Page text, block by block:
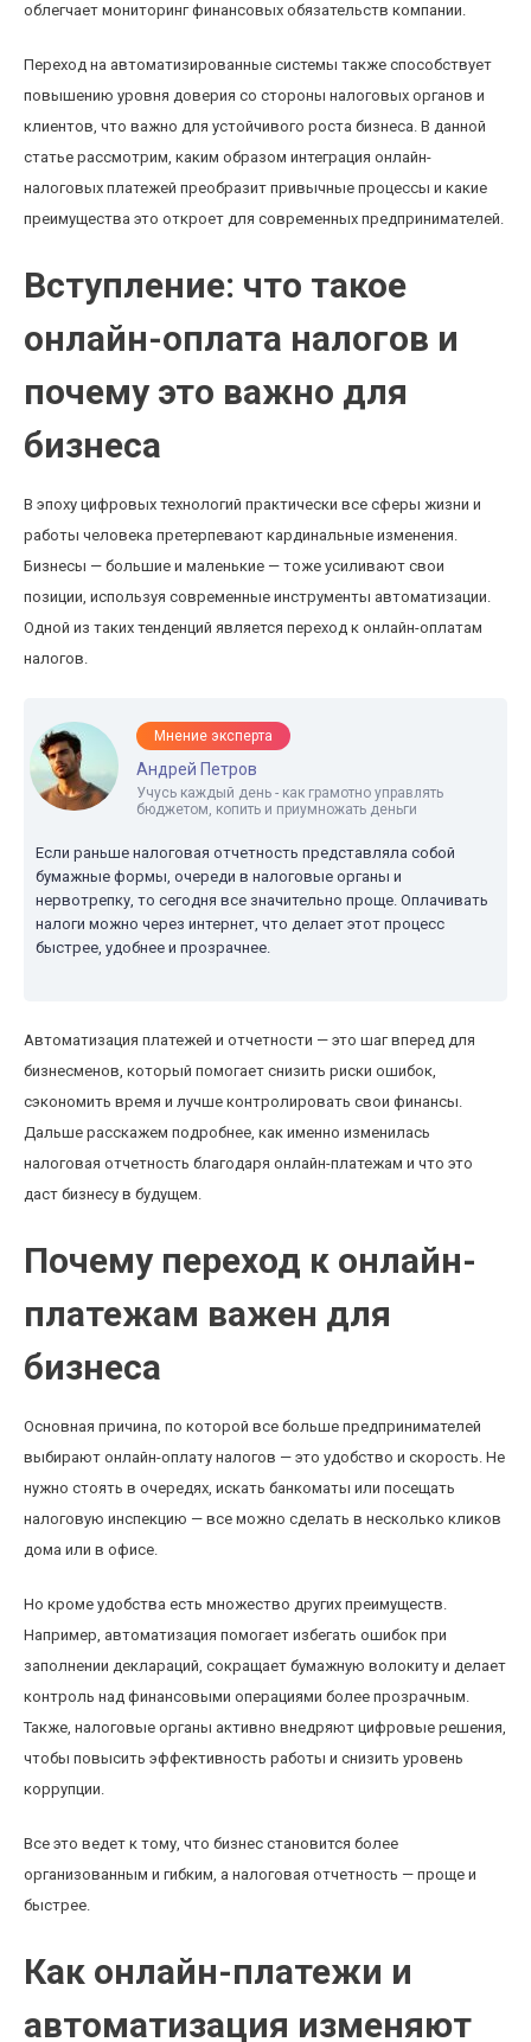
облегчает мониторинг финансовых обязательств компании.
Переход на автоматизированные системы также способствует
повышению уровня доверия со стороны налоговых органов и
клиентов, что важно для устойчивого роста бизнеса. В данной
статье рассмотрим, каким образом интеграция онлайн-
налоговых платежей преобразит привычные процессы и какие
преимущества это откроет для современных предпринимателей.
Вступление: что такое
онлайн-оплата налогов и
почему это важно для
бизнеса
В эпоху цифровых технологий практически все сферы жизни и
работы человека претерпевают кардинальные изменения.
Бизнесы — большие и маленькие — тоже усиливают свои
позиции, используя современные инструменты автоматизации.
Одной из таких тенденций является переход к онлайн-оплатам
налогов.
Мнение эксперта
Андрей Петров
Учусь каждый день - как грамотно управлять
бюджетом, копить и приумножать деньги
Если раньше налоговая отчетность представляла собой
бумажные формы, очереди в налоговые органы и
нервотрепку, то сегодня все значительно проще. Оплачивать
налоги можно через интернет, что делает этот процесс
быстрее, удобнее и прозрачнее.
Автоматизация платежей и отчетности — это шаг вперед для
бизнесменов, который помогает снизить риски ошибок,
сэкономить время и лучше контролировать свои финансы.
Дальше расскажем подробнее, как именно изменилась
налоговая отчетность благодаря онлайн-платежам и что это
даст бизнесу в будущем.
Почему переход к онлайн-
платежам важен для
бизнеса
Основная причина, по которой все больше предпринимателей
выбирают онлайн-оплату налогов — это удобство и скорость. Не
нужно стоять в очередях, искать банкоматы или посещать
налоговую инспекцию — все можно сделать в несколько кликов
дома или в офисе.
Но кроме удобства есть множество других преимуществ.
Например, автоматизация помогает избегать ошибок при
заполнении деклараций, сокращает бумажную волокиту и делает
контроль над финансовыми операциями более прозрачным.
Также, налоговые органы активно внедряют цифровые решения,
чтобы повысить эффективность работы и снизить уровень
коррупции.
Все это ведет к тому, что бизнес становится более
организованным и гибким, а налоговая отчетность — проще и
быстрее.
Как онлайн-платежи и
автоматизация изменяют